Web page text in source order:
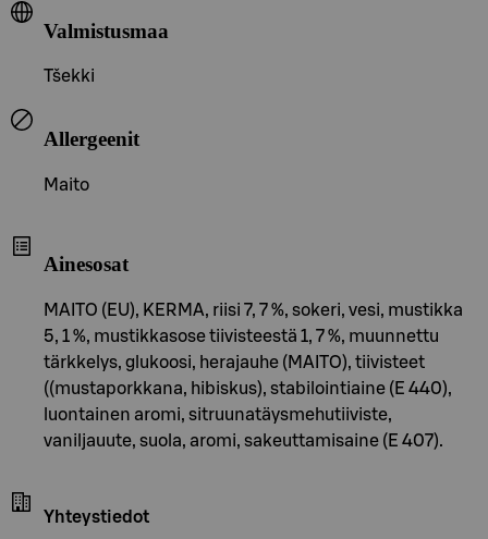
Valmistusmaa
Tšekki
Allergeenit
Maito
Ainesosat
MAITO (EU), KERMA, riisi 7, 7 %, sokeri, vesi, mustikka
5, 1 %, mustikkasose tiivisteestä 1, 7 %, muunnettu
tärkkelys, glukoosi, herajauhe (MAITO), tiivisteet
((mustaporkkana, hibiskus), stabilointiaine (E 440),
luontainen aromi, sitruunatäysmehutiiviste,
vaniljauute, suola, aromi, sakeuttamisaine (E 407).
Yhteystiedot